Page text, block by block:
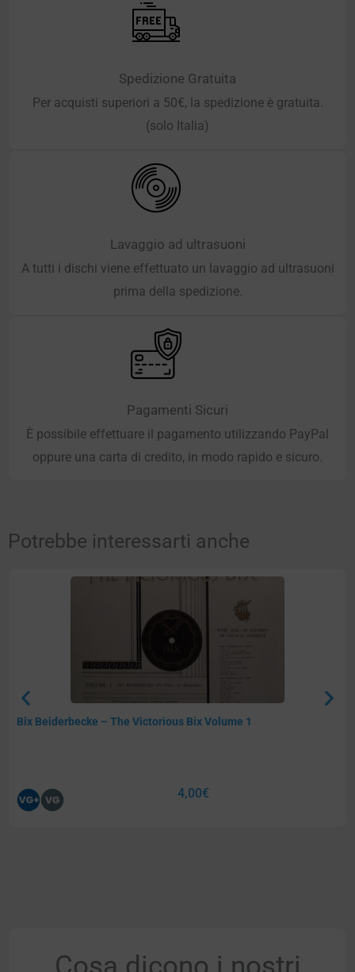
Spedizione Gratuita
Per acquisti superiori a 50€, la spedizione è gratuita.
(solo Italia)
Lavaggio ad ultrasuoni
A tutti i dischi viene effettuato un lavaggio ad ultrasuoni
prima della spedizione.
Pagamenti Sicuri
È possibile effettuare il pagamento utilizzando PayPal
oppure una carta di credito, in modo rapido e sicuro.
Potrebbe interessarti anche
Bix Beiderbecke – The Victorious Bix Volume 1
4,00€